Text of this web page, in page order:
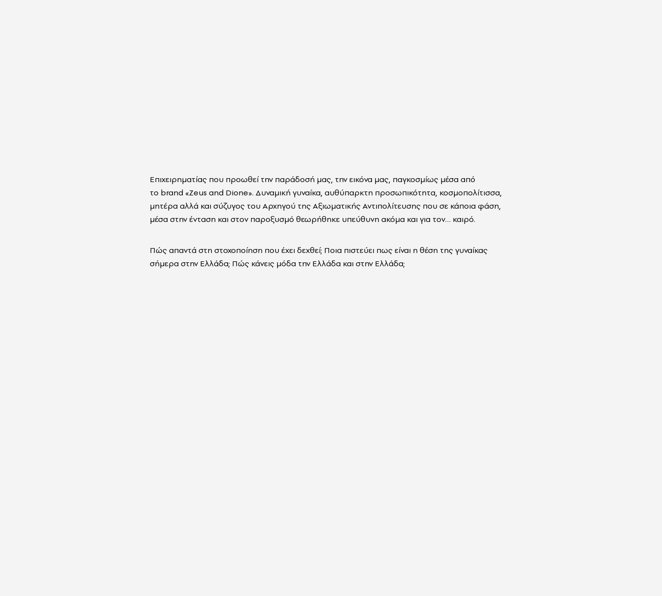
Επιχειρηματίας που προωθεί την παράδοσή μας, την εικόνα μας, παγκοσμίως μέσα από
το brand «Zeus and Dione». Δυναμική γυναίκα, αυθύπαρκτη προσωπικότητα, κοσμοπολίτισσα,
μητέρα αλλά και σύζυγος του Αρχηγού της Αξιωματικής Αντιπολίτευσης που σε κάποια φάση,
μέσα στην ένταση και στον παροξυσμό θεωρήθηκε υπεύθυνη ακόμα και για τον… καιρό.
Πώς απαντά στη στοχοποίηση που έχει δεχθεί; Ποια πιστεύει πως είναι η θέση της γυναίκας
σήμερα στην Ελλάδα; Πώς κάνεις μόδα την Ελλάδα και στην Ελλάδα;